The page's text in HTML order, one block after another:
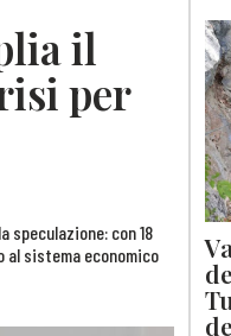
il
per
con 18
al sistema economico